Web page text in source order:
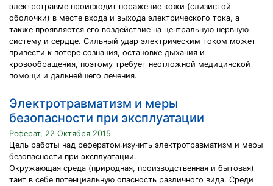
электротравме происходит поражение кожи (слизистой
оболочки) в месте входа и выхода электрического тока, а
также проявляется его воздействие на центральную нервную
систему и сердце. Сильный удар электрическим током может
привести к потере сознания, остановке дыхания и
кровообращения, поэтому требует неотложной медицинской
помощи и дальнейшего лечения.
Электротравматизм и меры
безопасности при эксплуатации
Реферат, 22 Октября 2015
Цель работы над рефератом˗изучить электротравматизм и меры
безопасности при эксплуатации.
Окружающая среда (природная, производственная и бытовая)
таит в себе потенциальную опасность различного вида. Среди